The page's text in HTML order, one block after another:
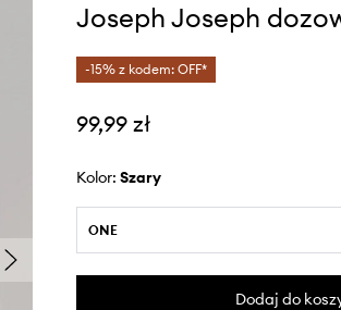
Joseph Joseph
-15% z kodem: OFF*
99,99 zł
Kolor: szary
ONE
Dodaj do